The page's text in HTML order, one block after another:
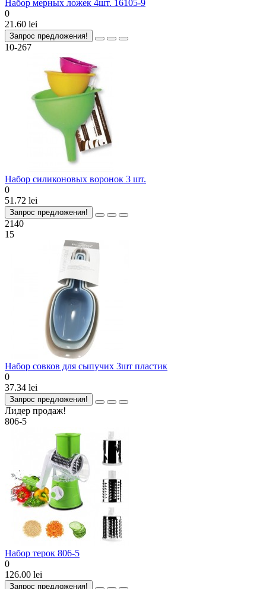
Набор мерных ложек 4шт. 16105-9
0
21.60 lei
Запрос предложения!
10-267
Набор силиконовых воронок 3 шт.
0
51.72 lei
Запрос предложения!
2140
15
Набор совков для сыпучих 3шт пластик
0
37.34 lei
Запрос предложения!
Лидер продаж!
806-5
Набор терок 806-5
0
126.00 lei
Запрос предложения!